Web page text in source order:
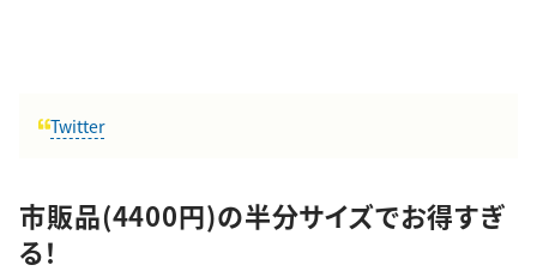
Twitter
市販品(4400円)の半分サイズでお得すぎ
る！